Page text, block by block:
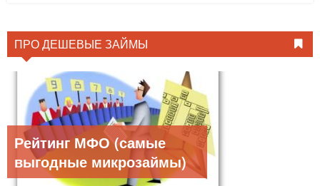
ПРО ДЕШЕВЫЕ ЗАЙМЫ
Рейтинг МФО (самые
выгодные микрозаймы)